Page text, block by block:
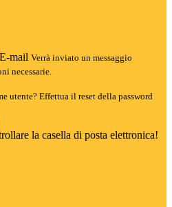
E-mail Verrà inviato un messaggio
necessarie.
utente? Effettua il reset della password
la casella di posta elettronica!